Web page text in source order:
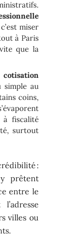
miser
à Paris
que la
cotisation
simple au
coins,
à fiscalité
surtout
:
y prêtent
entre le
villes ou